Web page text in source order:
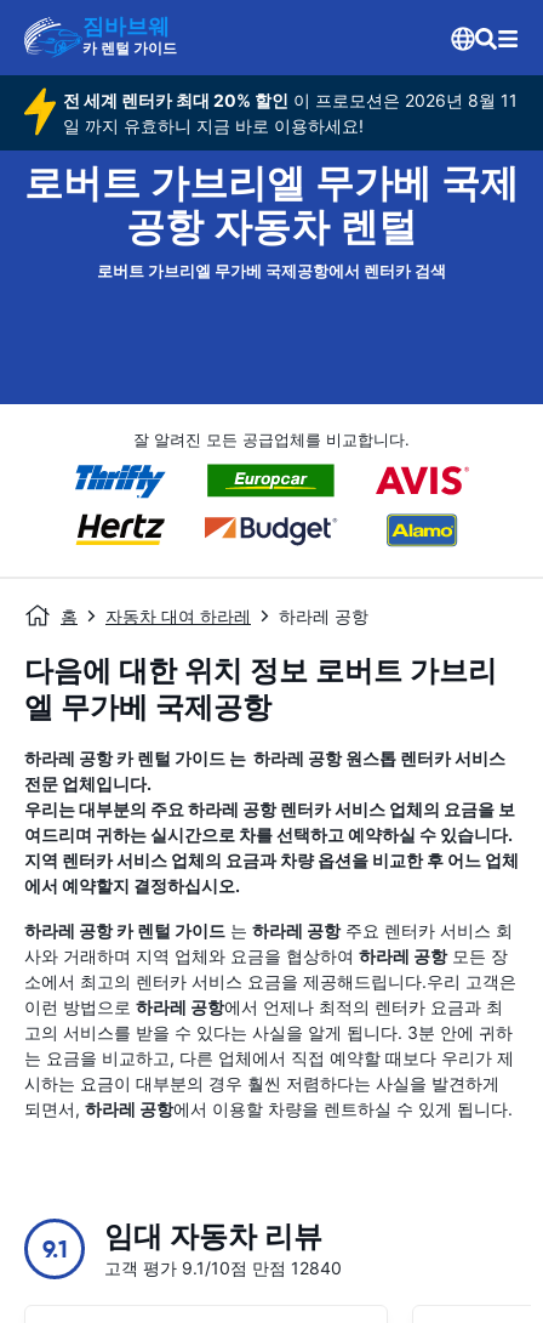
짐바브웨
카 렌털 가이드
전 세계 렌터카 최대 20% 할인 이 프로모션은 2026년 8월 11
일 까지 유효하니 지금 바로 이용하세요!
로버트 가브리엘 무가베 국제
공항 자동차 렌털
로버트 가브리엘 무가베 국제공항에서 렌터카 검색
잘 알려진 모든 공급업체를 비교합니다.
홈 자동차 대여 하라레 하라레 공항
다음에 대한 위치 정보 로버트 가브리
엘 무가베 국제공항
하라레 공항카 렌털 가이드 는 하라레 공항원스톱 렌터카 서비스
전문 업체입니다.
우리는 대부분의 주요 하라레 공항렌터카 서비스 업체의 요금을 보
여드리며 귀하는 실시간으로 차를 선택하고 예약하실 수 있습니다.
지역 렌터카 서비스 업체의 요금과 차량 옵션을 비교한 후 어느 업체
에서 예약할지 결정하십시오.
하라레 공항카 렌털 가이드 는 하라레 공항주요 렌터카 서비스 회
사와 거래하며 지역 업체와 요금을 협상하여 하라레 공항모든 장
소에서 최고의 렌터카 서비스 요금을 제공해드립니다.우리 고객은
이런 방법으로 하라레 공항에서 언제나 최적의 렌터카 요금과 최
고의 서비스를 받을 수 있다는 사실을 알게 됩니다. 3분 안에 귀하
는 요금을 비교하고, 다른 업체에서 직접 예약할 때보다 우리가 제
시하는 요금이 대부분의 경우 훨씬 저렴하다는 사실을 발견하게
되면서, 하라레 공항에서 이용할 차량을 렌트하실 수 있게 됩니다.
9.1 임대 자동차 리뷰
고객 평가 9.1/10점 만점 12840